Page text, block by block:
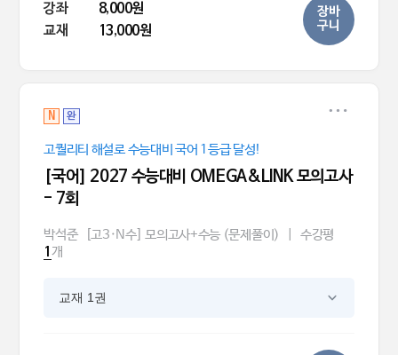
강좌
8,000원
교재
13,000원
장바
구니
N 완
고퀄리티 해설로 수능대비 국어 1등급 달성!
[국어] 2027 수능대비 OMEGA&LINK 모의고사
- 7회
박석준 [고3·N수] 모의고사+수능 (문제풀이) 수강평
1 개
교재 1권